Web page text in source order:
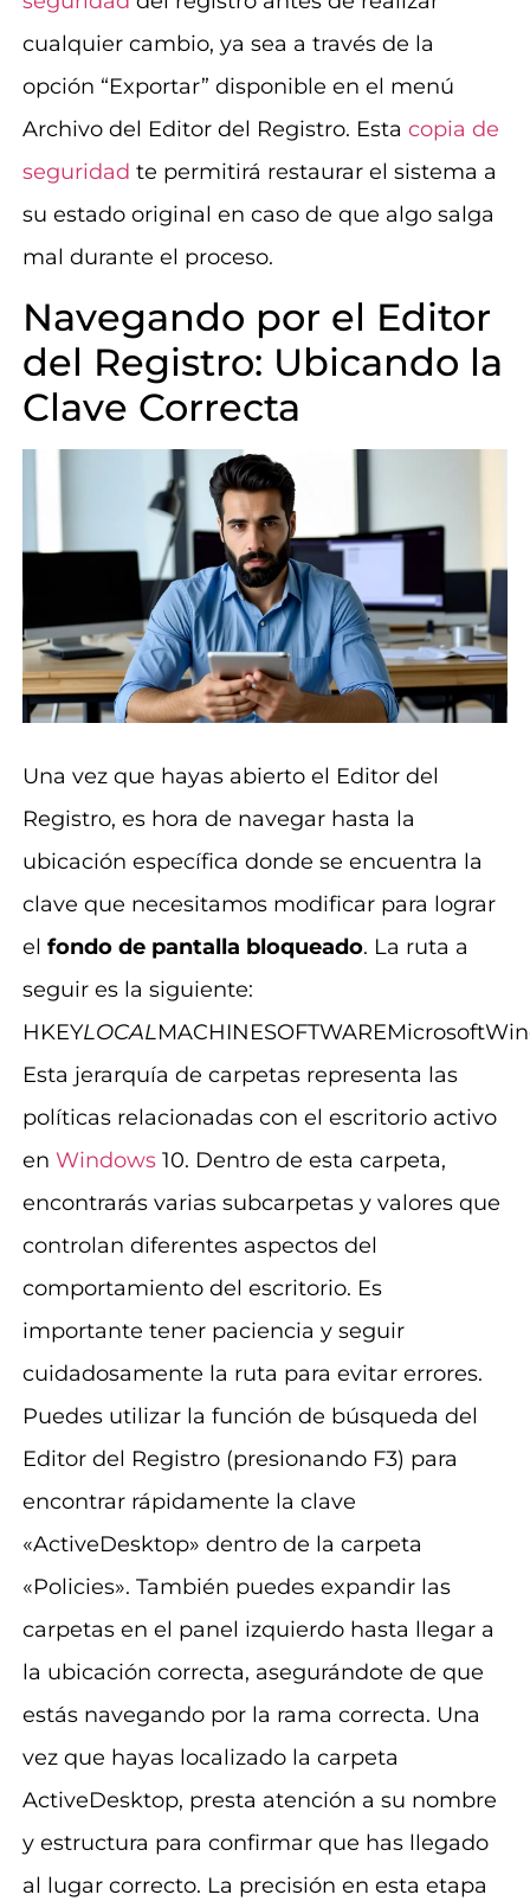
cualquier cambio, ya sea a través de la
opción “Exportar” disponible en el menú
Archivo del Editor del Registro. Esta copia de
seguridad te permitirá restaurar el sistema a
su estado original en caso de que algo salga
mal durante el proceso.
Navegando por el Editor
del Registro: Ubicando la
Clave Correcta
Una vez que hayas abierto el Editor del
Registro, es hora de navegar hasta la
ubicación específica donde se encuentra la
clave que necesitamos modificar para lograr
el fondo de pantalla bloqueado. La ruta a
seguir es la siguiente:
HKEYLOCAL
Esta jerarquía de carpetas representa las
políticas relacionadas con el escritorio activo
en Windows10. Dentro de esta carpeta,
encontrarás varias subcarpetas y valores que
controlan diferentes aspectos del
comportamiento del escritorio. Es
importante tener paciencia y seguir
cuidadosamente la ruta para evitar errores.
Puedes utilizar la función de búsqueda del
Editor del Registro (presionando F3) para
encontrar rápidamente la clave
«ActiveDesktop» dentro de la carpeta
«Policies». También puedes expandir las
carpetas en el panel izquierdo hasta llegar a
la ubicación correcta, asegurándote de que
estás navegando por la rama correcta. Una
vez que hayas localizado la carpeta
ActiveDesktop, presta atención a su nombre
y estructura para confirmar que has llegado
al lugar correcto. La precisión en esta etapa